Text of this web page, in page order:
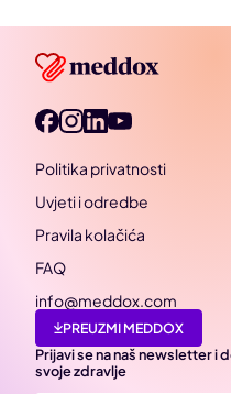
Politika privatnosti
Uvjeti i odredbe
Pravila kolačića
FAQ
info@meddox.com
PREUZMI MEDDOX
Prijavi se na naš newsletter i
svoje zdravlje